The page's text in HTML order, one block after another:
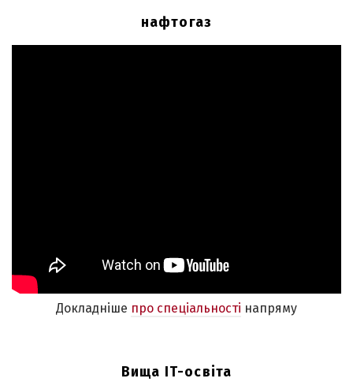
нафтогаз
Докладніше про спеціальності напряму
Вища IT-освіта